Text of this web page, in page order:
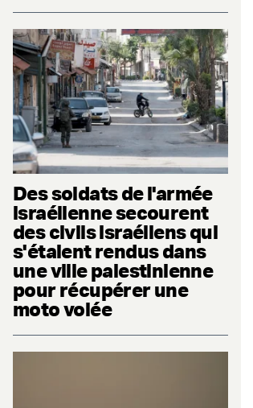
Des soldats de l'armée
israélienne secourent
des civils israéliens qui
s'étaient rendus dans
une ville palestinienne
pour récupérer une
moto volée